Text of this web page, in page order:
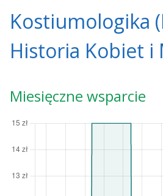
Kostiumologika
Historia Kobiet i
Miesięczne wsparcie